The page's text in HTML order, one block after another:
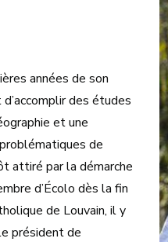
années de son
des études
et une
de
attiré par la démarche
d’Écolo dès la fin
de Louvain, il y
président de